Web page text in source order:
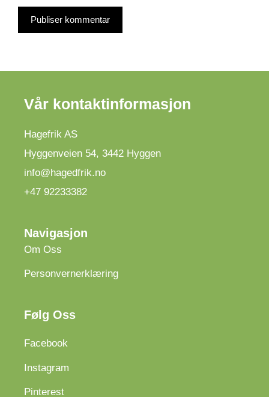
Vår kontaktinformasjon
Hagefrik AS
Hyggenveien 54, 3442 Hyggen
info@hagedfrik.no
+47 92233382
Navigasjon
Om Oss
Personvernerklæring
Følg Oss
Facebook
Instagram
Pinterest